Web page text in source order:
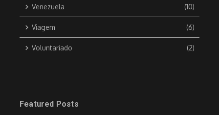
Venezuela (10)
Viagem (6)
Voluntariado (2)
Featured Posts